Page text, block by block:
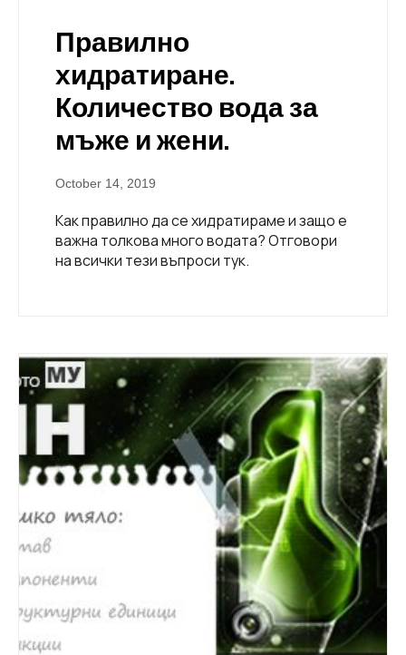
Правилно
хидратиране.
Количество вода за
мъже и жени.
October 14, 2019
Как правилно да се хидратираме и защо е
важна толкова много водата? Отговори
на всички тези въпроси тук.